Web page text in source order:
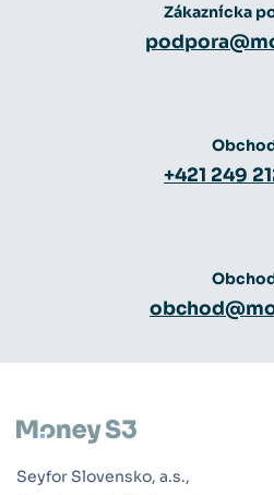
Zákaznícka
+421 249
Seyfor Slovensko, a.s.,